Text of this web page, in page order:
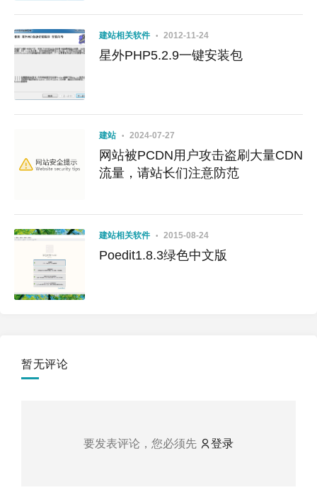
建站相关软件 2012-11-24
星外PHP5.2.9一键安装包
建站 2024-07-27
网站被PCDN用户攻击盗刷大量CDN
流量，请站长们注意防范
建站相关软件 2015-08-24
Poedit1.8.3绿色中文版
暂无评论
要发表评论，您必须先 登录